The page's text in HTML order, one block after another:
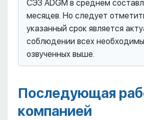
СЭЗ ADGM в среднем
месяцев. Но следует
указанный срок является
соблюдении всех
озвученных выше.
Последующая
компанией